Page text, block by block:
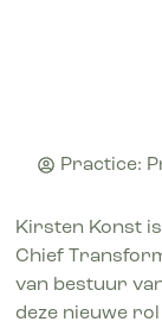
Practice:
Kirsten Konst
Chief
van bestuur
deze nieuwe